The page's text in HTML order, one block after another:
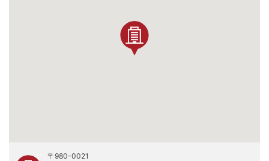
〒980-0021